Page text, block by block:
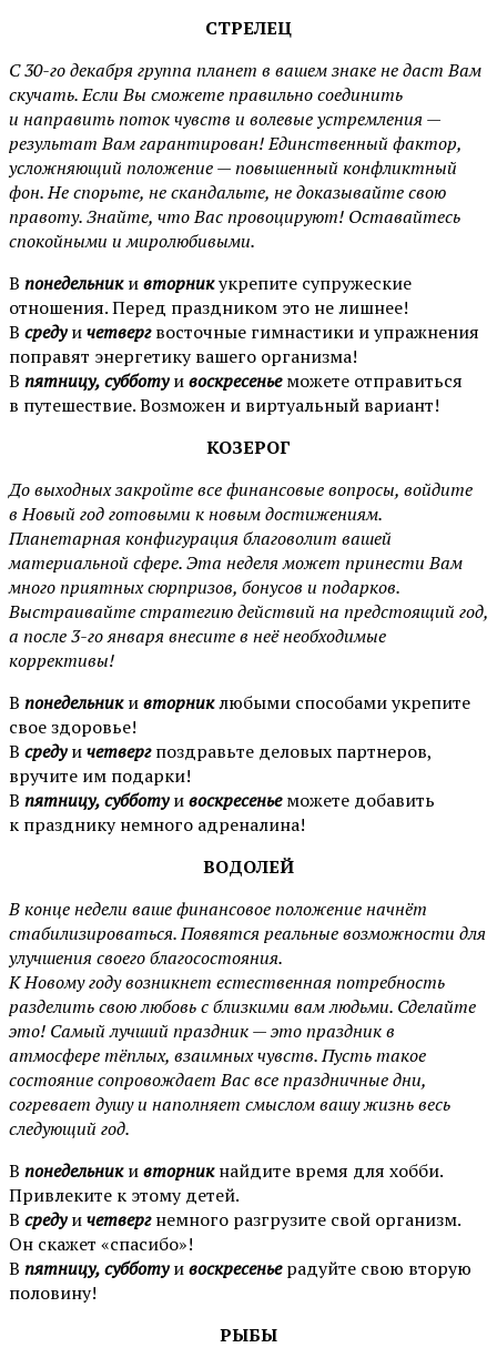
СТРЕЛЕЦ
С 30-го декабря группа планет в вашем знаке не даст Вам
скучать. Если Вы сможете правильно соединить
и направить поток чувств и волевые устремления —
результат Вам гарантирован! Единственный фактор,
усложняющий положение — повышенный конфликтный
фон. Не спорьте, не скандальте, не доказывайте свою
правоту. Знайте, что Вас провоцируют! Оставайтесь
спокойными и миролюбивыми.
В понедельник ивторникукрепите супружеские
отношения. Перед праздником это не лишнее!
В среду ичетвергвосточные гимнастики и упражнения
поправят энергетику вашего организма!
В пятницу, субботуивоскресеньеможете отправиться
в путешествие. Возможен и виртуальный вариант!
КОЗЕРОГ
До выходных закройте все финансовые вопросы, войдите
в Новый год готовыми к новым достижениям.
Планетарная конфигурация благоволит вашей
материальной сфере. Эта неделя может принести Вам
много приятных сюрпризов, бонусов и подарков.
Выстраивайте стратегию действий на предстоящий год,
а после 3-го января внесите в неё необходимые
коррективы!
В понедельник ивторниклюбыми способами укрепите
свое здоровье!
В среду ичетвергпоздравьте деловых партнеров,
вручите им подарки!
В пятницу, субботуивоскресеньеможете добавить
к празднику немного адреналина!
ВОДОЛЕЙ
В конце недели ваше финансовое положение начнёт
стабилизироваться. Появятся реальные возможности для
улучшения своего благосостояния.
К Новому году возникнет естественная потребность
разделить свою любовь с близкими вам людьми. Сделайте
это! Самый лучший праздник — это праздник в
атмосфере тёплых, взаимных чувств. Пусть такое
состояние сопровождает Вас все праздничные дни,
согревает душу и наполняет смыслом вашу жизнь весь
следующий год.
В понедельник ивторникнайдите время для хобби.
Привлеките к этому детей.
В среду ичетвергнемного разгрузите свой организм.
Он скажет «спасибо»!
В пятницу, субботуивоскресеньерадуйте свою вторую
половину!
РЫБЫ